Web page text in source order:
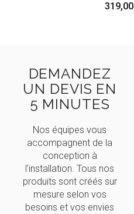
319,00
DEMANDEZ
UN DEVIS EN
5 MINUTES
Nos équipes vous
accompagnent de la
conception à
l’installation. Tous nos
produits sont créés sur
mesure selon vos
besoins et vos envies